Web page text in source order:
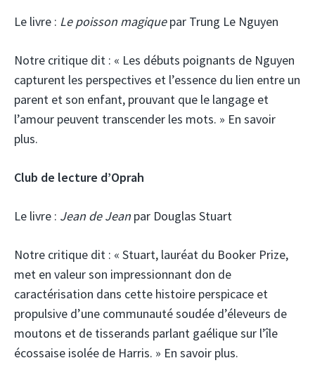
Le livre : Le poisson magiquepar Trung Le Nguyen
Notre critique dit : « Les débuts poignants de Nguyen
capturent les perspectives et l’essence du lien entre un
parent et son enfant, prouvant que le langage et
l’amour peuvent transcender les mots. » En savoir
plus.
Club de lecture d’Oprah
Le livre : Jean de Jean par Douglas Stuart
Notre critique dit : « Stuart, lauréat du Booker Prize,
met en valeur son impressionnant don de
caractérisation dans cette histoire perspicace et
propulsive d’une communauté soudée d’éleveurs de
moutons et de tisserands parlant gaélique sur l’île
écossaise isolée de Harris. » En savoir plus.